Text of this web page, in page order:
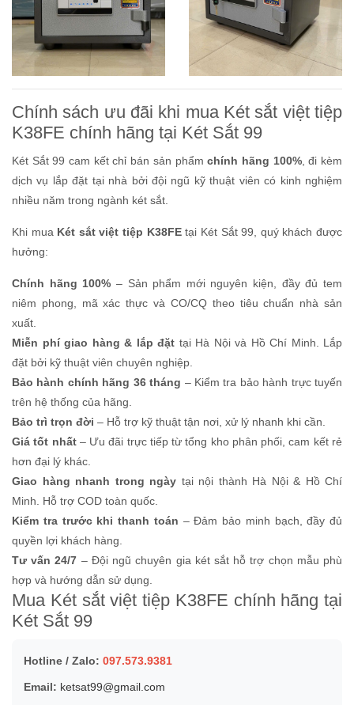
Chính sách ưu đãi khi mua Két sắt việt tiệp
K38FE chính hãng tại Két Sắt 99
Két Sắt 99 cam kết chỉ bán sản phẩmchính hãng 100%, đi kèm
dịch vụ lắp đặt tại nhà bởi đội ngũ kỹ thuật viên có kinh nghiệm
nhiều năm trong ngành két sắt.
Khi mua Két sắt việt tiệp K38FEtại Két Sắt 99, quý khách được
hưởng:
Chính hãng 100% – Sản phẩm mới nguyên kiện, đầy đủ tem
niêm phong, mã xác thực và CO/CQ theo tiêu chuẩn nhà sản
xuất.
Miễn phí giao hàng & lắp đặt tại Hà Nội và Hồ Chí Minh. Lắp
đặt bởi kỹ thuật viên chuyên nghiệp.
Bảo hành chính hãng 36 tháng – Kiểm tra bảo hành trực tuyến
trên hệ thống của hãng.
Bảo trì trọn đời – Hỗ trợ kỹ thuật tận nơi, xử lý nhanh khi cần.
Giá tốt nhất– Ưu đãi trực tiếp từ tổng kho phân phối, cam kết rẻ
hơn đại lý khác.
Giao hàng nhanh trong ngày tại nội thành Hà Nội & Hồ Chí
Minh. Hỗ trợ COD toàn quốc.
Kiểm tra trước khi thanh toán – Đảm bảo minh bạch, đầy đủ
quyền lợi khách hàng.
Tư vấn 24/7 – Đội ngũ chuyên gia két sắt hỗ trợ chọn mẫu phù
hợp và hướng dẫn sử dụng.
Mua Két sắt việt tiệp K38FE chính hãng tại
Két Sắt 99
Hotline / Zalo: 097.573.9381
Email: ketsat99@gmail.com